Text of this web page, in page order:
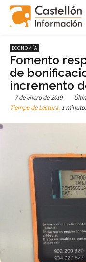
ECONOMÍA
Fomento
de
incremento
7 de enero de 2019
Tiempo de Lectura:1